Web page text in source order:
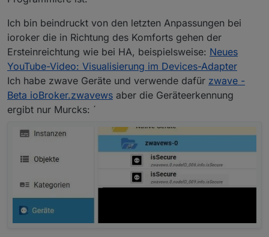
Ich bin beindruckt von den letzten Anpassungen bei
ioroker die in Richtung des Komforts gehen der
Ersteinreichtung wie bei HA, beispielsweise: Neues
YouTube-Video: Visualisierung im Devices-Adapter
Ich habe zwave Geräte und verwende dafür zwave -
Beta ioBroker.zwavews aber die Geräteerkennung
ergibt nur Murcks: ´